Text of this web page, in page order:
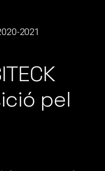
pel